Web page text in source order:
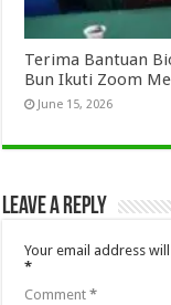
Terima Bantuan
Bun Ikuti Zoom
June 15, 2026
Leave a Reply
Your email address
*
Comment*